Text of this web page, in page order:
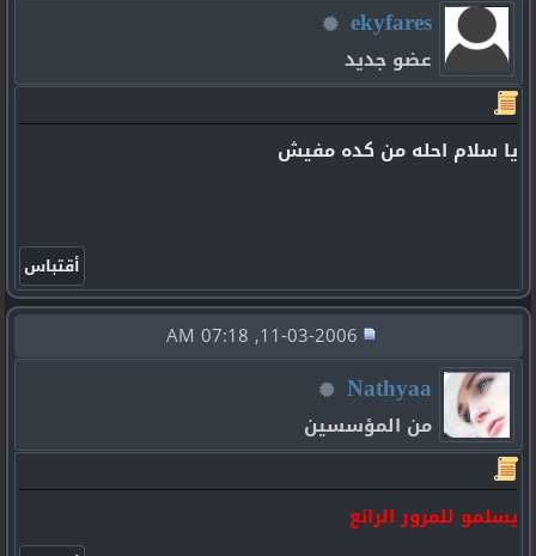
ekyfares
عضو جديد
يا سلام احله من كده مفيش
11-03-2006, 07:18 AM
Nathyaa
من المؤسسين
يسلمو للمرور الرائع